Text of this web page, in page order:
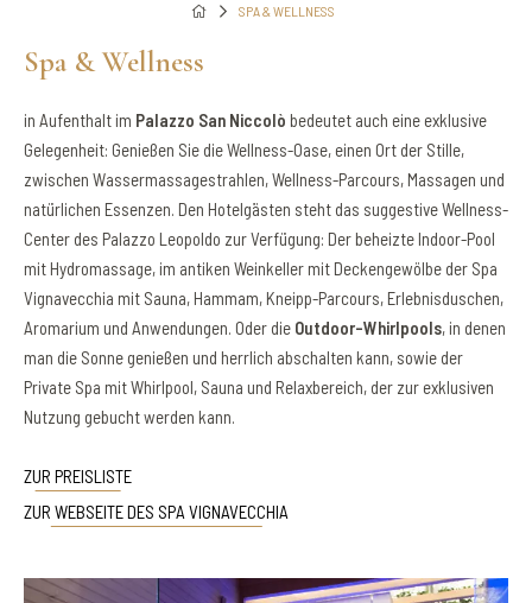
SPA & WELLNESS
Spa & Wellness
in Aufenthalt im Palazzo San Niccolò bedeutet auch eine exklusive
Gelegenheit: Genießen Sie die Wellness-Oase, einen Ort der Stille,
zwischen Wassermassagestrahlen, Wellness-Parcours, Massagen und
natürlichen Essenzen. Den Hotelgästen steht das suggestive Wellness-
Center des Palazzo Leopoldo zur Verfügung: Der beheizte Indoor-Pool
mit Hydromassage, im antiken Weinkeller mit Deckengewölbe der Spa
Vignavecchia mit Sauna, Hammam, Kneipp-Parcours, Erlebnisduschen,
Aromarium und Anwendungen. Oder die Outdoor-Whirlpools, in denen
man die Sonne genießen und herrlich abschalten kann, sowie der
Private Spa mit Whirlpool, Sauna und Relaxbereich, der zur exklusiven
Nutzung gebucht werden kann.
ZUR PREISLISTE
ZUR WEBSEITE DES SPA VIGNAVECCHIA